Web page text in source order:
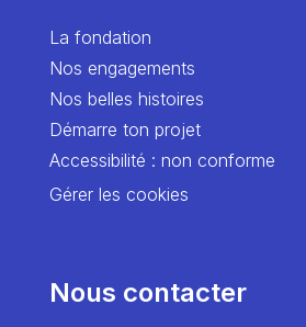
La fondation
Nos engagements
Nos belles histoires
Démarre ton projet
Accessibilité : non conforme
Gérer les cookies
Nous contacter